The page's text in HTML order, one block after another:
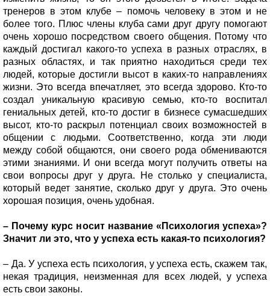
тренеров в этом клубе – помочь человеку в этом и не
более того. Плюс члены клуба сами друг другу помогают
очень хорошо посредством своего общения. Потому что
каждый достигал какого-то успеха в разных отраслях, в
разных областях, и так приятно находиться среди тех
людей, которые достигли высот в каких-то направлениях
жизни. Это всегда впечатляет, это всегда здорово. Кто-то
создал уникальную красивую семью, кто-то воспитал
гениальных детей, кто-то достиг в бизнесе сумасшедших
высот, кто-то раскрыл потенциал своих возможностей в
общении с людьми. Соответственно, когда эти люди
между собой общаются, они своего рода обмениваются
этими знаниями. И они всегда могут получить ответы на
свои вопросы друг у друга. Не столько у специалиста,
который ведет занятие, сколько друг у друга. Это очень
хорошая позиция, очень удобная.
– Почему курс носит название «Психология успеха»?
Значит ли это, что у успеха есть какая-то психология?
– Да. У успеха есть психология, у успеха есть, скажем так,
некая традиция, неизменная для всех людей, у успеха
есть свои законы.